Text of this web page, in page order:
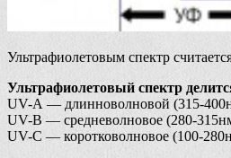
Ультрафиолетовым спектр
Ультрафиолетовый спектр
UV-A — длинноволновой (315-
UV-B — средневолновое (280-
UV-C — коротковолновое (100-